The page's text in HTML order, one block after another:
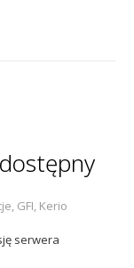
, GFI, Kerio
serwera